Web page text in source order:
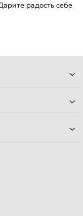
радость себе